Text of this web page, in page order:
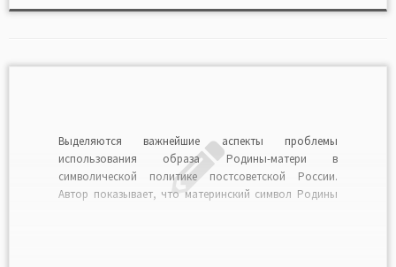
Выделяются важнейшие аспекты проблемы
использования образа Родины-матери в
символической политике постсоветской России.
Автор показывает, что материнский символ Родины